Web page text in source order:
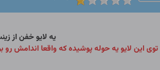
یه لایو خفن از
توی این لایو یه حوله پوشیده که واقعا